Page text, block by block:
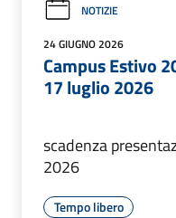
NOTIZIE
24 GIUGNO 2026
Campus Estivo
17 luglio 2026
scadenza
2026
Tempo libero